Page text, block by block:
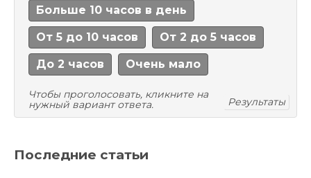
Больше 10 часов в день
От 5 до 10 часов От 2 до 5 часов
До 2 часов Очень мало
Чтобы проголосовать, кликните на
нужный вариант ответа.
Результаты
Последние статьи